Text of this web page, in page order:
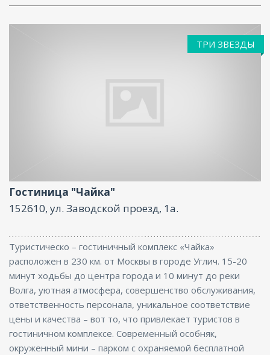
ТРИ ЗВЕЗДЫ
Гостиница "Чайка"
152610, ул. Заводской проезд, 1а.
Туристическо – гостиничный комплекс «Чайка»
расположен в 230 км. от Москвы в городе Углич. 15-20
минут ходьбы до центра города и 10 минут до реки
Волга, уютная атмосфера, совершенство обслуживания,
ответственность персонала, уникальное соответствие
цены и качества – вот то, что привлекает туристов в
гостиничном комплексе. Современный особняк,
окруженный мини – парком с охраняемой бесплатной